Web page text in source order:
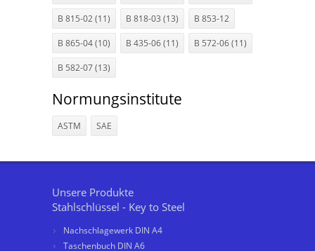
B 815-02 (11) B 818-03 (13) B 853-12
B 865-04 (10) B 435-06 (11) B 572-06 (11)
B 582-07 (13)
Normungsinstitute
ASTM SAE
Unsere Produkte
Stahlschlüssel - Key to Steel
Nachschlagewerk DIN A4
Taschenbuch DIN A6